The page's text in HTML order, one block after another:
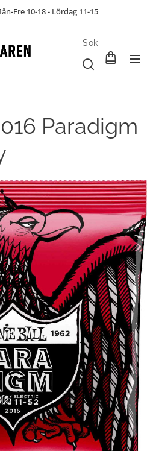
Fre 10-18 - Lördag 11-15
Sök
Paradigm